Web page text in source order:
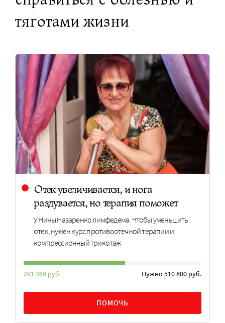
тяготами жизни
Отек увеличивается, и нога
раздувается, но терапия поможет
У Нины Назаренко лимфедема. Чтобы уменьшить
отек, нужен курс противоотечной терапии и
компрессионный трикотаж
291 360 руб. Нужно 510 800 руб.
ПОМОЧЬ